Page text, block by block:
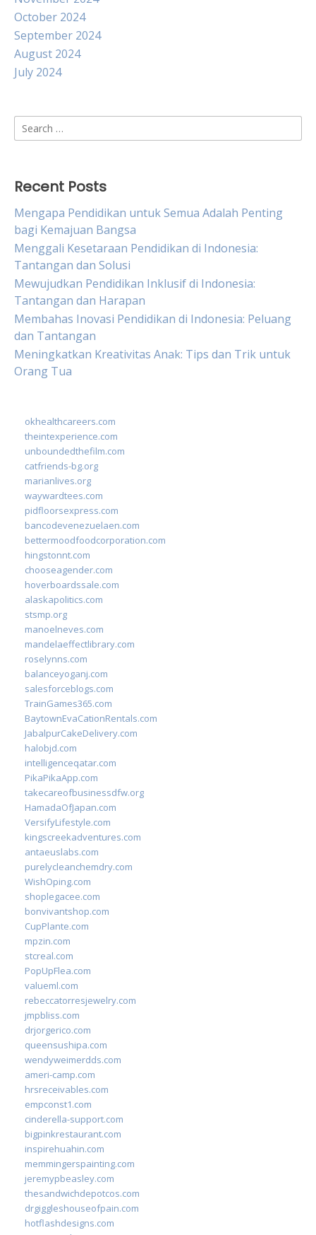
October 2024
September 2024
August 2024
July 2024
Search
for:
Recent Posts
Mengapa Pendidikan untuk Semua Adalah Penting
bagi Kemajuan Bangsa
Menggali Kesetaraan Pendidikan di Indonesia:
Tantangan dan Solusi
Mewujudkan Pendidikan Inklusif di Indonesia:
Tantangan dan Harapan
Membahas Inovasi Pendidikan di Indonesia: Peluang
dan Tantangan
Meningkatkan Kreativitas Anak: Tips dan Trik untuk
Orang Tua
okhealthcareers.com
theintexperience.com
unboundedthefilm.com
catfriends-bg.org
marianlives.org
waywardtees.com
pidfloorsexpress.com
bancodevenezuelaen.com
bettermoodfoodcorporation.com
hingstonnt.com
chooseagender.com
hoverboardssale.com
alaskapolitics.com
stsmp.org
manoelneves.com
mandelaeffectlibrary.com
roselynns.com
balanceyoganj.com
salesforceblogs.com
TrainGames365.com
BaytownEvaCationRentals.com
JabalpurCakeDelivery.com
halobjd.com
intelligenceqatar.com
PikaPikaApp.com
takecareofbusinessdfw.org
HamadaOfJapan.com
VersifyLifestyle.com
kingscreekadventures.com
antaeuslabs.com
purelycleanchemdry.com
WishOping.com
shoplegacee.com
bonvivantshop.com
CupPlante.com
mpzin.com
stcreal.com
PopUpFlea.com
valueml.com
rebeccatorresjewelry.com
jmpbliss.com
drjorgerico.com
queensushipa.com
wendyweimerdds.com
ameri-camp.com
hrsreceivables.com
empconst1.com
cinderella-support.com
bigpinkrestaurant.com
inspirehuahin.com
memmingerspainting.com
jeremypbeasley.com
thesandwichdepotcos.com
drgiggleshouseofpain.com
hotflashdesigns.com